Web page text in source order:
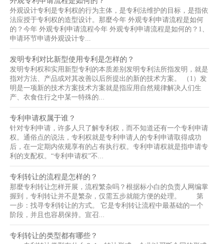
外观设计专利是专利权的行为主体，是专利法维护的目标，是指依
法应授于专利权的造型设计。那麼今年 外观专利申请流程是如何
的？今年 外观专利申请流程今年 外观专利申请流程是如何的？1、
申请环节申请外观设计专...
发明专利对比新型使用专利是怎样的？
发明专利权和实用新型专利的本质差别发明专利法所指发明，就是
指对方法、产品或对其改善以后所提出的新的技术方案。 （1）发
明是一项新的技术方案技术方案就是指应用自然规律解决人们生
产、衣食住行之中某一特殊的...
专利申请权属于谁？
针对专利申请，许多人只了解专利权，而不知道还有一个专利申请
权。通俗点的说法，专利权就是专利申请人的专利申请取得成功
后，在一定期内依规享有的占有执行权。专利申请权就是指申请专
利的支配权。“专利申请权”不...
专利转让的流程是怎样的？
那麼专利转让怎样开展，流程繁杂吗？根据标小白的负责人网编掌
握到，专利转让并不是繁杂，仅需五步就能方便的处理。 第
一步：找寻专利转让的方式。 它是专利转让流程中最基础的一个
阶段，并且也容易保持。宣召...
专利转让的类型都有哪些？